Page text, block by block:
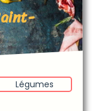
Légumes